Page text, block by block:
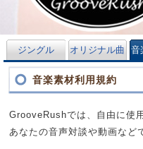
ジングル オリジナル曲 音
音楽素材利用規約
GrooveRushでは、自由に使
あなたの音声対談や動画など